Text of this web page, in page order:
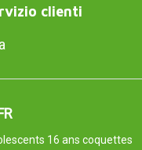
clienti
16 ans coquettes